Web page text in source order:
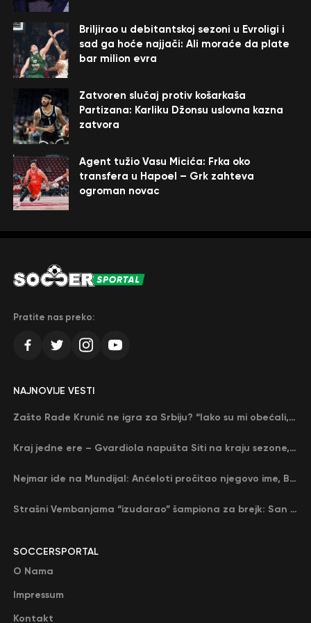
Briljirao u debitantskoj sezoni u Evroligi i
sad ga hoće najjači: Ali moraće da plate
bar milion evra
Zatvoren slučaj protiv košarkaša
Partizana: Karliku Džonsu uslovna kazna
zatvora
Agent tužio Vasu Micića: Frka oko
transfera u Hapoel – Grk zahteva
ogroman novac
Pratite nas preko:
SOCCERSPORTAL
O Nama
Impressum
Kontakt
NAJNOVIJE VESTI
Zašto Rade Krunić ne igra za Srbiju? “Iako su mi obećali, niko me nije zvao…”
Kraj jedne ere – Gvardiola napušta Siti na kraju sezone, menja ga njegov nekadašnji rival
Nejmar ide na Mundijal: Anćeloti pročitao njegovo ime, Brazil u delirijumu (VIDEO)
Strašni Vembanjama “izudarao” šampiona za brejk: San Antonio poveo protiv Oklahome